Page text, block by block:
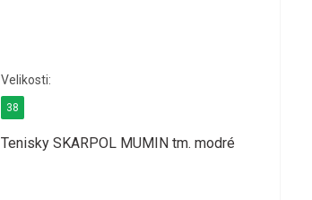
Tenisky SKARPOL MUMIN tm. modré
38